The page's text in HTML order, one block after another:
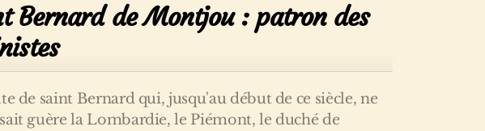
Bernard de Montjou : patron des
de saint Bernard qui, jusqu'au début de ce siècle, ne
guère la Lombardie, le Piémont, le duché de